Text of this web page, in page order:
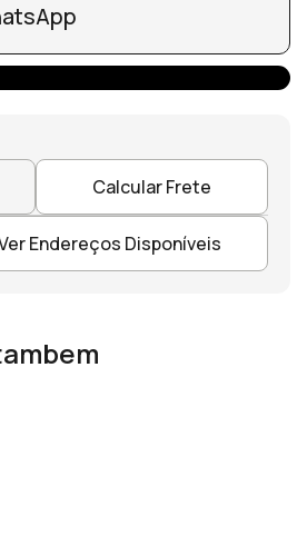
Calcular Frete
Endereços Disponíveis